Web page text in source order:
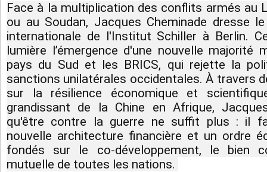
Face à la multiplication des conflits armés au
ou au Soudan, Jacques Cheminade dresse
internationale de l'Institut Schiller à Berlin.
lumière l’émergence d'une nouvelle majorité
pays du Sud et les BRICS, qui rejette la
sanctions unilatérales occidentales. À travers
sur la résilience économique et
grandissant de la Chine en Afrique,
qu'être contre la guerre ne suffit plus : il
nouvelle architecture financière et un ordre
fondés sur le co-développement, le bien
mutuelle de toutes les nations.